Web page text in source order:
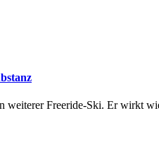
weiterer Freeride-Ski. Er wirkt